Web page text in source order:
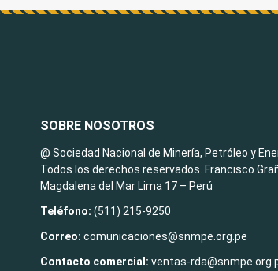
SOBRE NOSOTROS
@ Sociedad Nacional de Minería, Petróleo y
Todos los derechos reservados. Francisco
Magdalena del Mar Lima 17 – Perú
Teléfono: (511) 215-9250
Correo:comunicaciones@snmpe.org.pe
Contacto comercial: ventas-